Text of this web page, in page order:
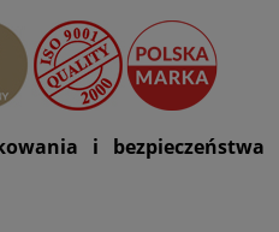
i bezpieczeństwa